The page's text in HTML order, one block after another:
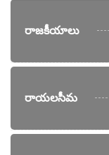
రాజకీయాలు
రాయలసీమ